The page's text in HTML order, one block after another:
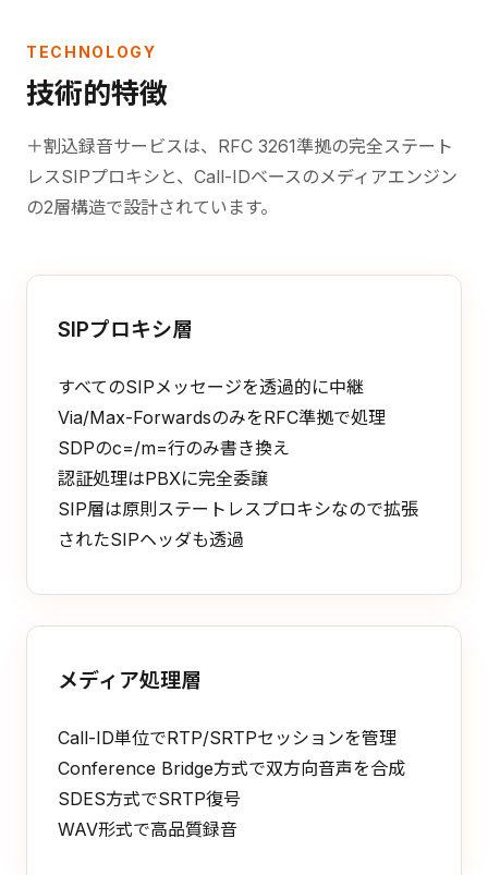
TECHNOLOGY
技術的特徴
＋割込録音サービスは、RFC 3261準拠の完全ステート
レスSIPプロキシと、Call-IDベースのメディアエンジン
の2層構造で設計されています。
SIPプロキシ層
すべてのSIPメッセージを透過的に中継
Via/Max-ForwardsのみをRFC準拠で処理
SDPのc=/m=行のみ書き換え
認証処理はPBXに完全委譲
SIP層は原則ステートレスプロキシなので拡張
されたSIPヘッダも透過
メディア処理層
Call-ID単位でRTP/SRTPセッションを管理
Conference Bridge方式で双方向音声を合成
SDES方式でSRTP復号
WAV形式で高品質録音